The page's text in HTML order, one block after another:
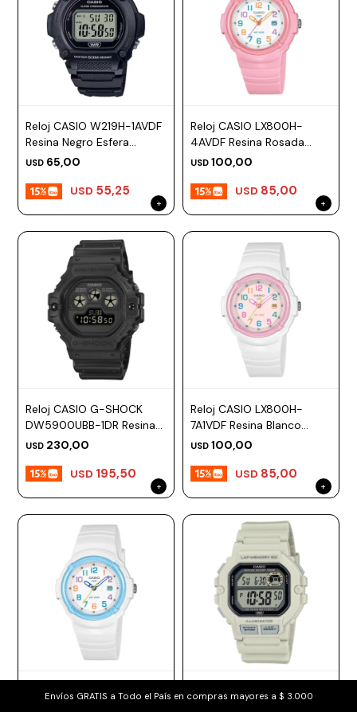
Envíos GRATIS a Todo el País en compras mayores a $ 3.000
Reloj CASIO W219H-1AVDF
Resina Negro Esfera
47mm
USD 65,00
USD 55,25
Reloj CASIO LX800H-
4AVDF Resina Rosada
Esfera 34mm
USD 100,00
USD 85,00
Reloj CASIO G-SHOCK
DW5900UBB-1DR Resina
Negro Esfera 46mm
USD 230,00
USD 195,50
Reloj CASIO LX800H-
7A1VDF Resina Blanco
Esfera 34mm
USD 100,00
USD 85,00
Reloj CASIO LX800H-
Reloj CASIO WS1400H-